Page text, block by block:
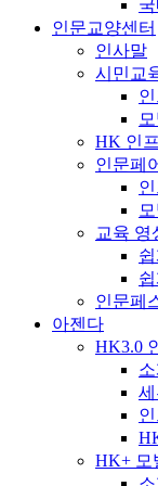
인문교양센터
인사말
시민교
HK 인
인문페
교육 영
인문페
아젠다
HK3.0
소
HK+ 모